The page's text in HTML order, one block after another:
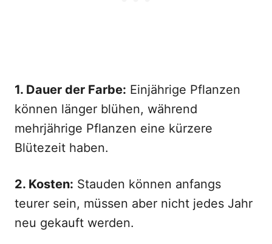
1. Dauer der Farbe: Einjährige Pflanzen
können länger blühen, während
mehrjährige Pflanzen eine kürzere
Blütezeit haben.
2. Kosten: Stauden können anfangs
teurer sein, müssen aber nicht jedes Jahr
neu gekauft werden.